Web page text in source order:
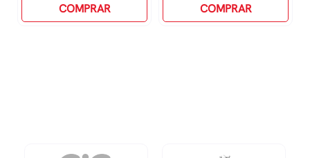
quantidade
COMPRAR
Lento
COMPRAR